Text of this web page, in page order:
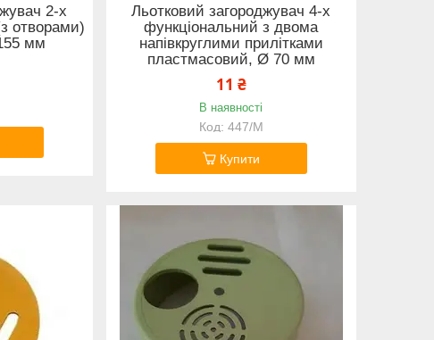
2-х
отворами)
мм
Льотковий загороджувач 4-х
функціональний з двома
напівкруглими прилітками
пластмасовий, Ø 70 мм
11 ₴
В наявності
447/M
Купити